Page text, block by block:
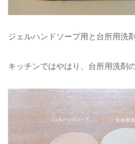
ジェルハンドソープ用と台所用洗
キッチンではやはり、台所用洗剤